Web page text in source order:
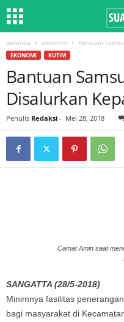
Beranda ekonomi Bantuan
EKONOMI KUTIM
Bantuan
Disalurkan
Penulis Redaksi - Mei 28, 2018
Camat Amin saat
SANGATTA (28/5-2018)
Minimnya fasilitas
bagi masyarakat di